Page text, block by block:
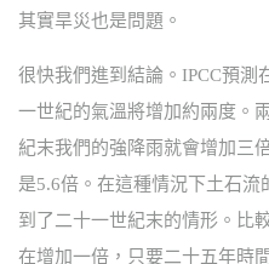
其實旱災也是問題。
很快我們進到結論。IPCC預測
一世紀的氣溫將增加約兩度。
紀末我們的強降雨就會增加三
是5.6倍。在這種情況下土石
到了二十一世紀末的情形。比
在增加一倍，只要二十五年時